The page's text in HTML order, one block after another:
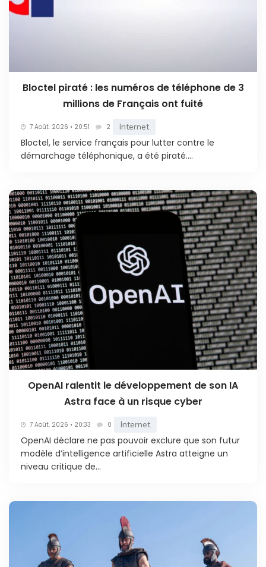
Bloctel piraté : les numéros de téléphone de 3
millions de Français ont fuité
7 Août. 2026 • 20:51 2 Internet
Bloctel, le service français pour lutter contre le
démarchage téléphonique, a été piraté....
OpenAI ralentit le développement de son IA
Astra face à un risque cyber
7 Août. 2026 • 20:33 0 Internet
OpenAI déclare ne pas pouvoir exclure que son futur
modèle d’intelligence artificielle Astra atteigne un
niveau critique de...